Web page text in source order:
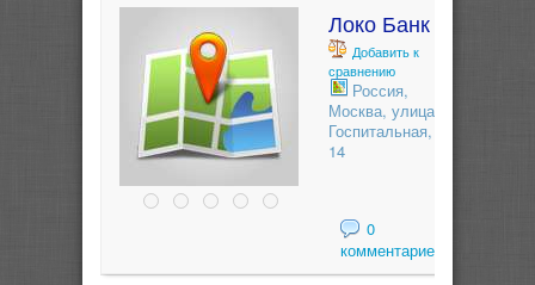
Локо Банк
Добавить к
сравнению
Россия,
Москва, улица
Госпитальная,
14
0
комментариев